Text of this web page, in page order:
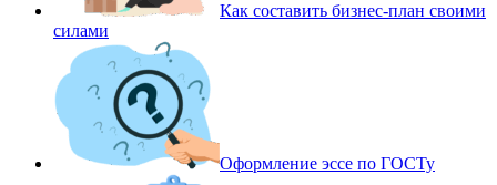
Как составить бизнес-план своими
силами
Оформление эссе по ГОСТу